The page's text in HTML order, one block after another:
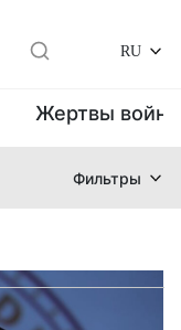
RU
Жертвы
Фильтры